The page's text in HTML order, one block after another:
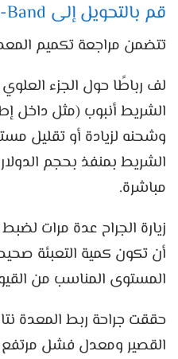
قم بالتحويل إلى Lap-Band
تتضمن مراجعة تكميم
لف رباطًا حول الجزء
الشريط أنبوب (مثل داخل
وشحنه لزيادة أو تقليل
الشريط بمنفذ بحجم
مباشرة.
زيارة الجراح عدة مرات
أن تكون كمية التعبئة
المستوى المناسب من
حققت جراحة ربط المعدة
القصير ومعدل فشل